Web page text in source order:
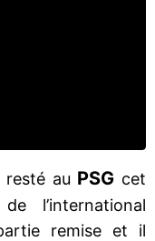
resté au PSG cet
l’international
remise et il